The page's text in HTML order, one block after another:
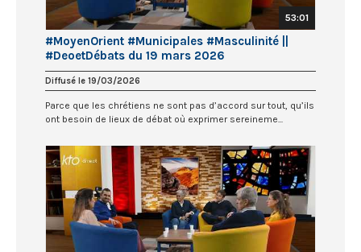
53:01
#MoyenOrient #Municipales #Masculinité ||
#DeoetDébats du 19 mars 2026
Diffusé le 19/03/2026
Parce que les chrétiens ne sont pas d’accord sur tout, qu’ils
ont besoin de lieux de débat où exprimer sereineme...